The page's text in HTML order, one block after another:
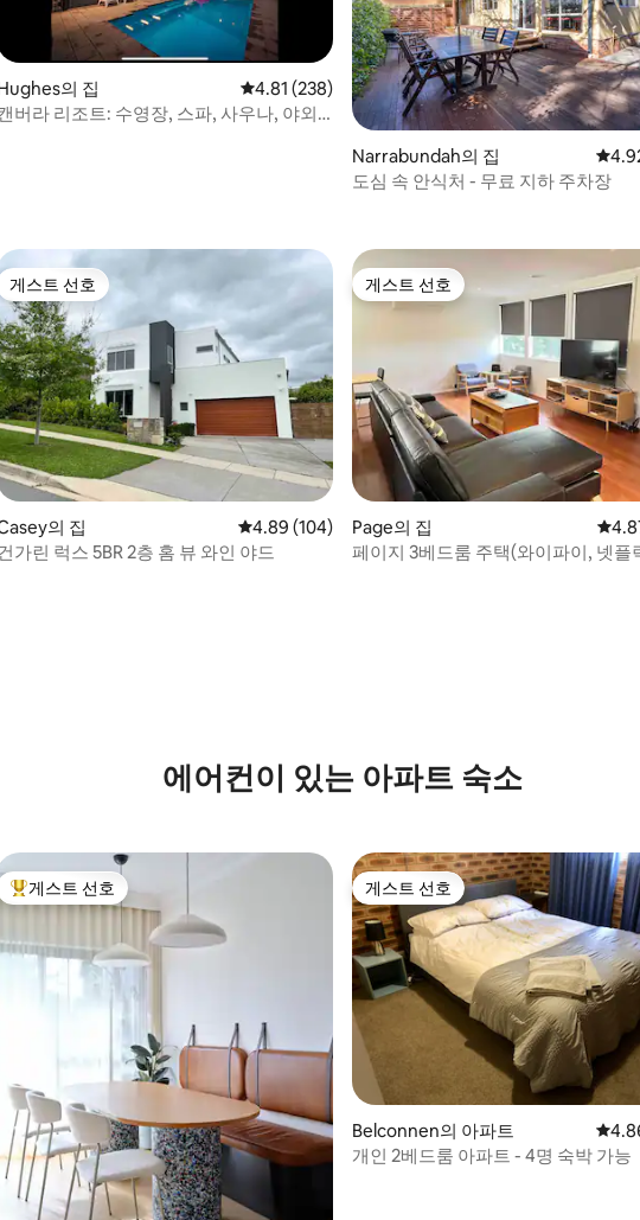
만점), 후기 161개
의 집 평점 4.81점(5점 만점), 후기 238개
4.81 (238)
버라 리조트: 수영장, 스파, 사우나, 야외
Narrabundah의 집 평점
도심 속 안식처 - 무료 지하 주차장
점), 후기 236개
게스트 선호
게스트 선호
의 집 평점 4.89점(5점 만점), 후기 104개
4.89 (104)
가린 럭스 5BR 2층 홈 뷰 와인 야드
게스트 선호
게스트 선호
Page의 집 평점
페이지 3베드룸 주택(와이파이, 넷플
에어컨이 있는 아파트 숙소
만점), 후기 408개
상위 게스트 선호
게스트 선호 게스트 선호
게스트 선호
Belconnen의 아파트 평점
개인 2베드룸 아파트 - 4명 숙박 가능